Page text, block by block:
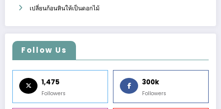
เปลี่ยนก้อนหินให้เป็นดอกไม้
Follow Us
1,475
Followers
300k
Followers